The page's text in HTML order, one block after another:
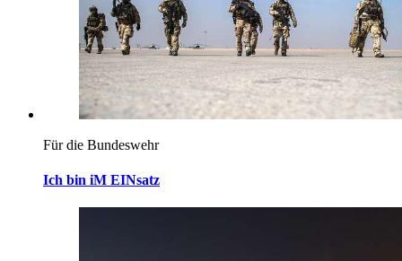
Für die Bundeswehr
Ich bin iM EINsatz